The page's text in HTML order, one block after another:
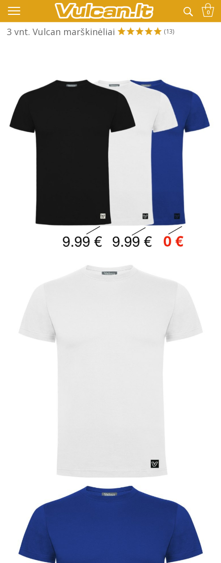
👉 -10% KODAS VISKAM PAPILDOMAI: VASARA 0
3 vnt. Vulcan marškinėliai (13)